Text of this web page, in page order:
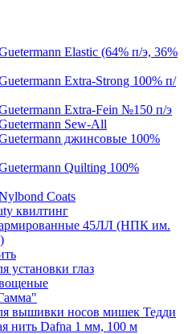
Elastic (64% п/э, 36%
Extra-Strong 100% п/
Extra-Fein №150 п/э
Sew-All
джинсовые 100%
Quilting 100%
Coats
квилтинг
45ЛЛ (НПК им.
установки глаз
вышивки носов мишек Тедди
нить Dafna 1 мм, 100 м